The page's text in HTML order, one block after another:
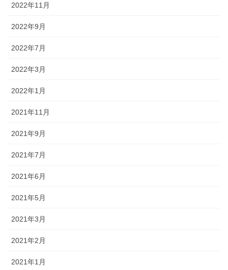
2022年11月
2022年9月
2022年7月
2022年3月
2022年1月
2021年11月
2021年9月
2021年7月
2021年6月
2021年5月
2021年3月
2021年2月
2021年1月